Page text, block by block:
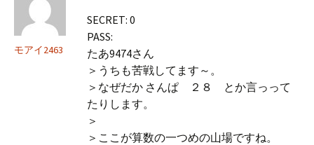
モアイ2463
SECRET: 0
PASS:
たあ9474さん
＞うちも苦戦してます～。
＞なぜだか さんぱ ２８ とか言っって
たりします。
＞
＞ここが算数の一つめの山場ですね。